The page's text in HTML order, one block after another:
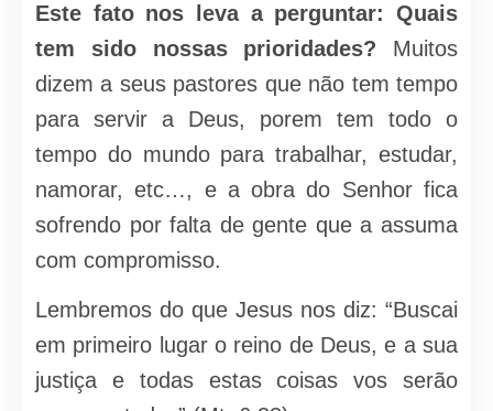
Este fato nos leva a perguntar: Quais
tem sido nossas prioridades? Muitos
dizem a seus pastores que não tem tempo
para servir a Deus, porem tem todo o
tempo do mundo para trabalhar, estudar,
namorar, etc…, e a obra do Senhor fica
sofrendo por falta de gente que a assuma
com compromisso.
Lembremos do que Jesus nos diz: “Buscai
em primeiro lugar o reino de Deus, e a sua
justiça e todas estas coisas vos serão